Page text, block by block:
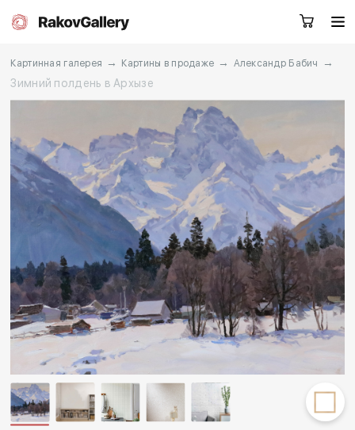
RU EN CN
Каталог Художники
О нас Услуги
События Контакты
Другие проекты
Rakov
baget
Rakov
special
Заказать звонок
Картинная галерея → Картины в продаже → Александр Бабич
→
Зимний полдень в Архызе